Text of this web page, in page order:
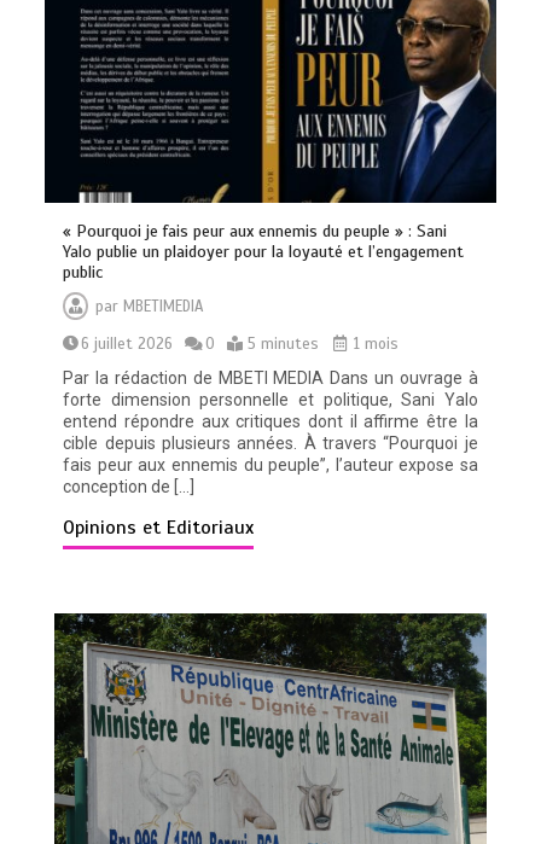
« Pourquoi je fais peur aux ennemis du peuple » : Sani
Yalo publie un plaidoyer pour la loyauté et l’engagement
public
par MBETIMEDIA
6 juillet 2026
0 5 minutes
1 mois
Par la rédaction de MBETI MEDIA Dans un ouvrage à
forte dimension personnelle et politique, Sani Yalo
entend répondre aux critiques dont il affirme être la
cible depuis plusieurs années. À travers “Pourquoi je
fais peur aux ennemis du peuple”, l’auteur expose sa
conception de […]
Opinions et Editoriaux